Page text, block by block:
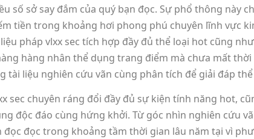
số sở say đắm của quý bạn đọc. Sự phổ thông
tiền trong khoảng hơi phong phú chuyên lĩnh vực
pháp vlxx sec tích hợp đầy đủ thể loại hot cũng
hàng nhân thể dụng trang điểm mà chưa mất
tài liệu nghiên cứu vãn cùng phân tích để giải đáp
sec chuyên ráng đổi đầy đủ sự kiện tính năng hot,
độc đáo cùng hứng khởi. Từ góc nhìn nghiên cứu
đọc đọc trong khoảng tầm thời gian lâu năm tại vì